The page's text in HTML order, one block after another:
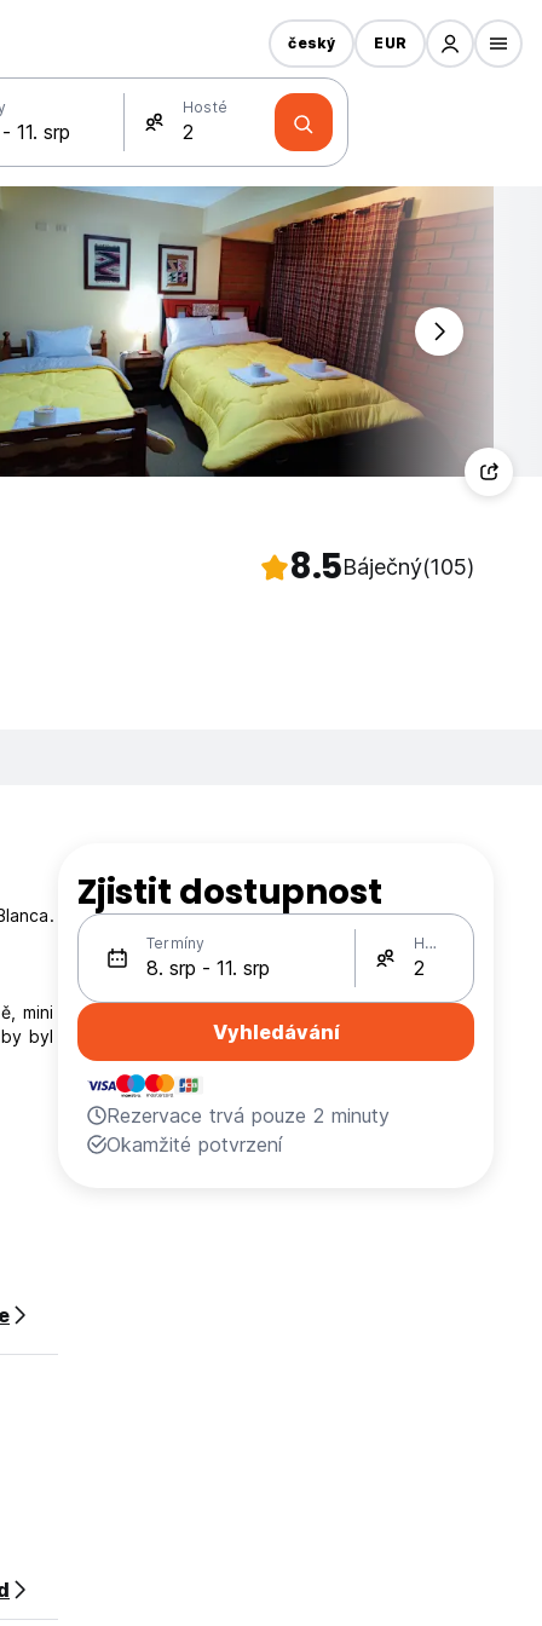
Hosté
český EUR
8.5Báječný(105)
mini
byl
Zjistit dostupnost
Termíny Hosté
Vyhledávání
Rezervace trvá pouze 2 minuty
Okamžité potvrzení